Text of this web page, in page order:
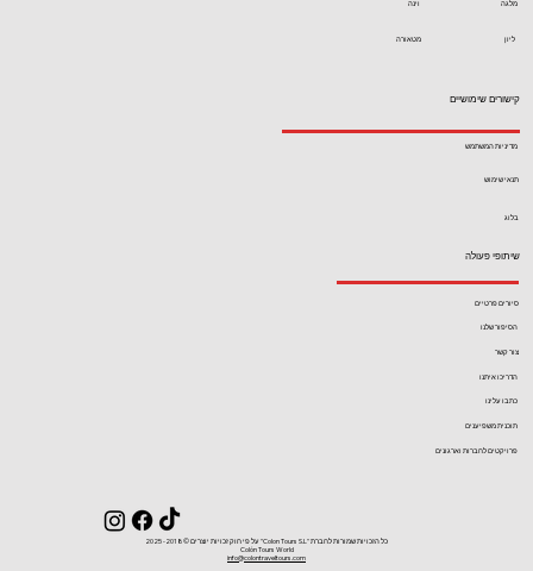
קישורים שימושיים
תנאי שימוש
מדיניות המשתמש
בלוג
כל הזכויות שמורות לחברת ''Colon Tours S.L'' על פי חוק זכויות יוצרים ©2018- 2025
Colón Tours World
info@colontraveltours.com
שיתופי פעולה
תוכנית משפיענים
הסיפור שלנו
סיורים פרטיים
הדריכו איתנו
פרויקטים לחברות וארגונים
כתבו עלינו
צור קשר
מלגה
מטאורה
וינה
ליון